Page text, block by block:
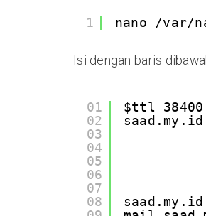
1 nano /var/
Isi dengan baris
01
02
03
04
05
06
07
08
$ttl 38400